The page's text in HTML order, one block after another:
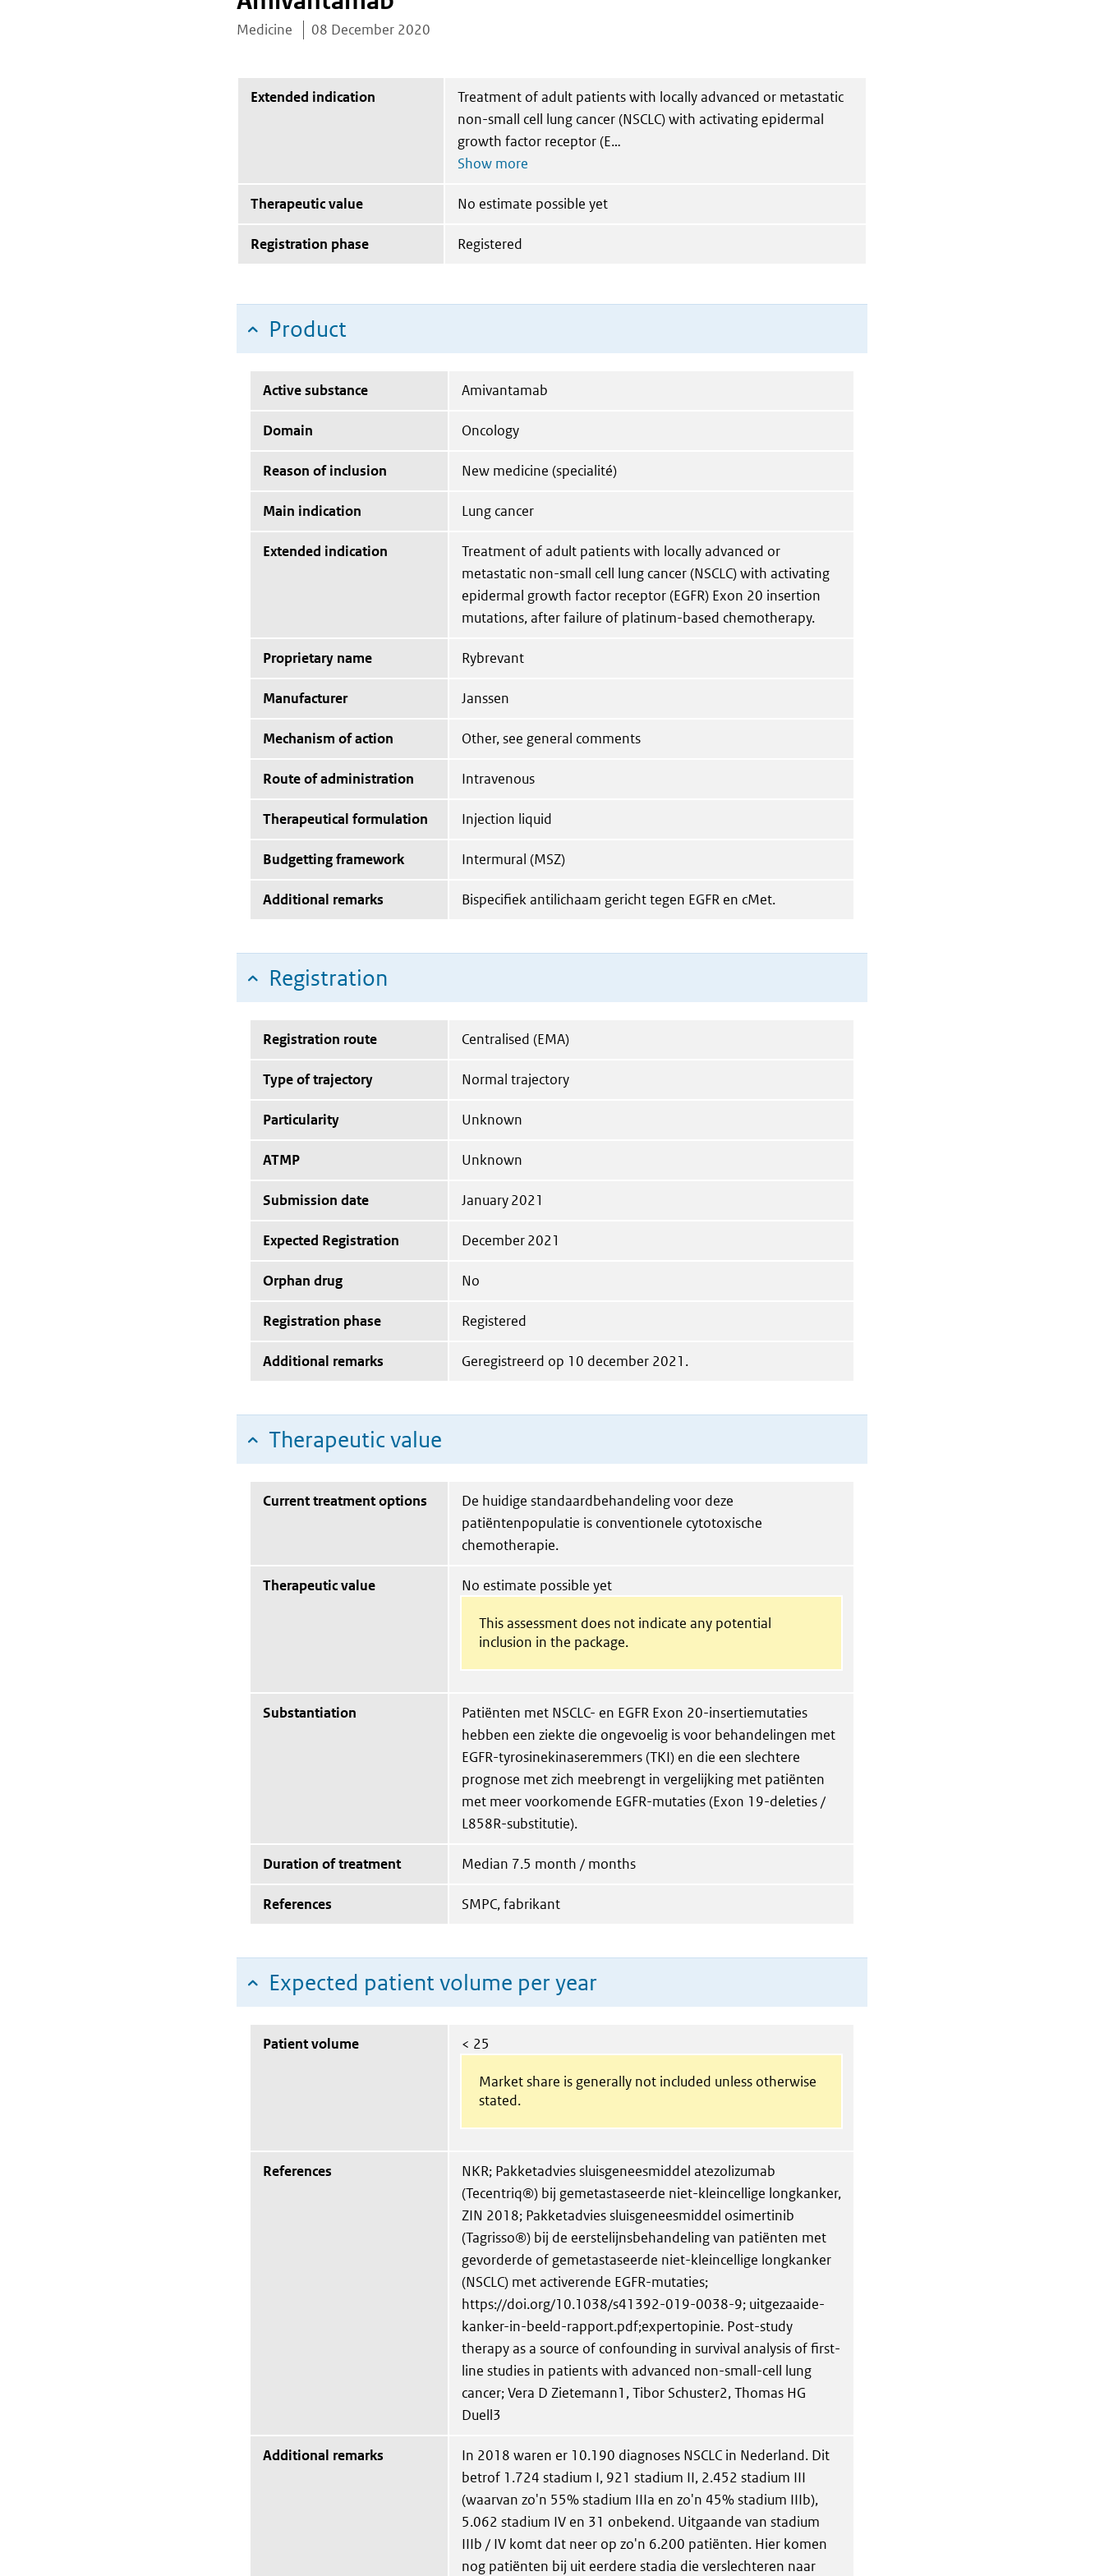
Medicine 08 December 2020
Extended indication
Treatment of adult patients with locally advanced or metastatic
non-small cell lung cancer (NSCLC) with activating epidermal
growth factor receptor (E
Therapeutic value No estimate possible yet
Registration phase Registered
Product
Active substance Amivantamab
Domain Oncology
Reason of inclusion New medicine (specialité)
Main indication Lung cancer
Extended indication
Treatment of adult patients with locally advanced or
metastatic non-small cell lung cancer (NSCLC) with activating
epidermal growth factor receptor (EGFR) Exon 20 insertion
mutations, after failure of platinum-based chemotherapy.
Proprietary name Rybrevant
Manufacturer Janssen
Mechanism of action Other, see general comments
Route of administration Intravenous
Therapeutical formulation Injection liquid
Budgetting framework Intermural (MSZ)
Additional remarks Bispecifiek antilichaam gericht tegen EGFR en cMet.
Registration
Registration route Centralised (EMA)
Type of trajectory Normal trajectory
Particularity Unknown
ATMP Unknown
Submission date January 2021
Expected Registration December 2021
Orphan drug No
Registration phase Registered
Additional remarks Geregistreerd op 10 december 2021.
Therapeutic value
Current treatment options
De huidige standaardbehandeling voor deze
patiëntenpopulatie is conventionele cytotoxische
chemotherapie.
Therapeutic value No estimate possible yet
This assessment does not indicate any potential
inclusion in the package.
Substantiation
Patiënten met NSCLC- en EGFR Exon 20-insertiemutaties
hebben een ziekte die ongevoelig is voor behandelingen met
EGFR-tyrosinekinaseremmers (TKI) en die een slechtere
prognose met zich meebrengt in vergelijking met patiënten
met meer voorkomende EGFR-mutaties (Exon 19-deleties /
L858R-substitutie).
Duration of treatment Median 7.5 month / months
References SMPC, fabrikant
Expected patient volume per year
Patient volume < 25
Market share is generally not included unless otherwise
stated.
References
NKR; Pakketadvies sluisgeneesmiddel atezolizumab
(Tecentriq®) bij gemetastaseerde niet-kleincellige longkanker,
ZIN 2018; Pakketadvies sluisgeneesmiddel osimertinib
(Tagrisso®) bij de eerstelijnsbehandeling van patiënten met
gevorderde of gemetastaseerde niet-kleincellige longkanker
(NSCLC) met activerende EGFR-mutaties;
https://doi.org/10.1038/s41392-019-0038-9; uitgezaaide-
kanker-in-beeld-rapport.pdf;expertopinie. Post-study
therapy as a source of confounding in survival analysis of first-
line studies in patients with advanced non-small-cell lung
cancer; Vera D Zietemann1, Tibor Schuster2, Thomas HG
Duell3
Additional remarks
In 2018 waren er 10.190 diagnoses NSCLC in Nederland. Dit
betrof 1.724 stadium I, 921 stadium II, 2.452 stadium III
(waarvan zo'n 55% stadium IIIa en zo'n 45% stadium IIIb),
5.062 stadium IV en 31 onbekend. Uitgaande van stadium
IIIb / IV komt dat neer op zo'n 6.200 patiënten. Hier komen
nog patiënten bij uit eerdere stadia die verslechteren naar